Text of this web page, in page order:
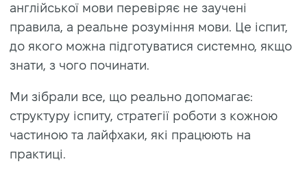
англійської мови перевіряє не заучені
правила, а реальне розуміння мови. Це іспит,
до якого можна підготуватися системно, якщо
знати, з чого починати.
Ми зібрали все, що реально допомагає:
структуру іспиту, стратегії роботи з кожною
частиною та лайфхаки, які працюють на
практиці.